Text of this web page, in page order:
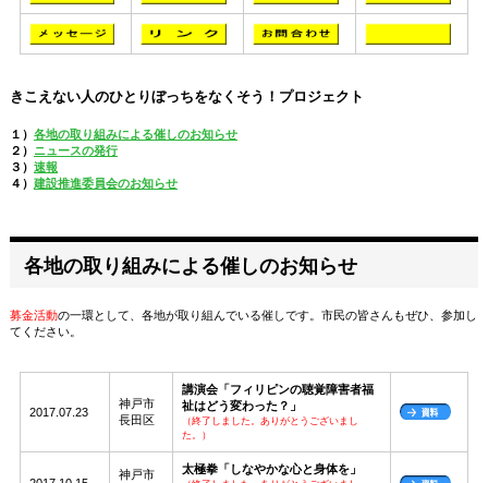
きこえない人のひとりぼっちをなくそう！プロジェクト
１） 各地の取り組みによる催しのお知らせ
２） ニュースの発行
３） 速報
４） 建設推進委員会のお知らせ
各地の取り組みによる催しのお知らせ
募金活動の一環として、各地が取り組んでいる催しです。市民の皆さんもぜひ、参加し
てください。
2017.07.23
神戸市
長田区
講演会「フィリピンの聴覚障害者福
祉はどう変わった？」
（終了しました。ありがとうございまし
た。）
神戸市
太極拳「しなやかな心と身体を」